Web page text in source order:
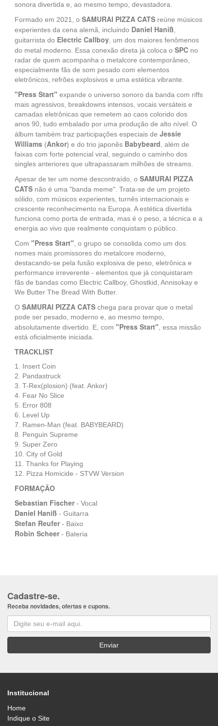
sonora divertida e, ao mesmo tempo, devastadora.
Formado em 2021, o SAMURAI PIZZA CATS reúne músicos
experientes da cena alemã, incluindo Daniel Haniß
guitarrista do Electric Callboy , um dos maiores fenômenos
do metal moderno. Essa conexão direta já coloca o SPC no
radar de quem acompanha o metalcore contemporâneo,
especialmente fãs de som pesado com elementos
eletrônicos, refrões explosivos e uma estética vibrante.
"Press Start" expande o universo sonoro da banda com riffs
mais agressivos, breakdowns intensos, vocais versáteis e
camadas eletrônicas que remetem ao caos colorido dos
anos 90, tudo embalado por uma produção de alto nível. O
álbum também traz participações especiais de Jessie
Williams (Ankor) e do trio japonês Babybeard , além de
faixas com forte potencial viral, seguindo o caminho dos
singles anteriores que ultrapassaram milhões de streams.
Apesar de ter um nome descontraído, o SAMURAI PIZZA
CATS não é uma "banda meme". Trata-se de um projeto
sólido, com músicos experientes, turnês internacionais e
crescente reconhecimento na Europa. A estética divertida
funciona como porta de entrada, mas é o peso, a técnica e a
energia ao vivo que realmente conquistam o público.
Com "Press Start" , o grupo se consolida como um dos
nomes mais promissores do metalcore moderno,
destacando-se pela fusão explosiva de peso, eletrônica e
performance irreverente - elementos que já conquistaram
fãs de bandas como Electric Callboy, Ghostkid, Annisokay e
We Butter The Bread With Butter.
O SAMURAI PIZZA CATS chega para provar que o metal
pode ser pesado, moderno e, ao mesmo tempo,
absolutamente divertido. E, com "Press Start" , essa missão
está oficialmente iniciada.
TRACKLIST
1. Insert Coin
2. Pandastruck
3. T-Rex(plosion) (feat. Ankor)
4. Fear No Slice
5. Error 808
6. Level Up
7. Ramen-Man (feat. BABYBEARD)
8. Penguin Supreme
9. Super Zero
10. City of Gold
11. Thanks for Playing
12. Pizza Homicide - STVW Version
FORMAÇÃO
Sebastian Fischer - Vocal
Daniel Haniß - Guitarra
Stefan Reufer - Baixo
Robin Scheer - Bateria
Cadastre-se.
Receba novidades, ofertas e cupons.
Institucional
Home
Indique o Site